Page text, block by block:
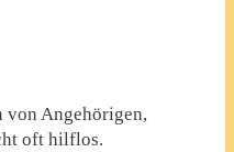
von Angehörigen,
oft hilflos.